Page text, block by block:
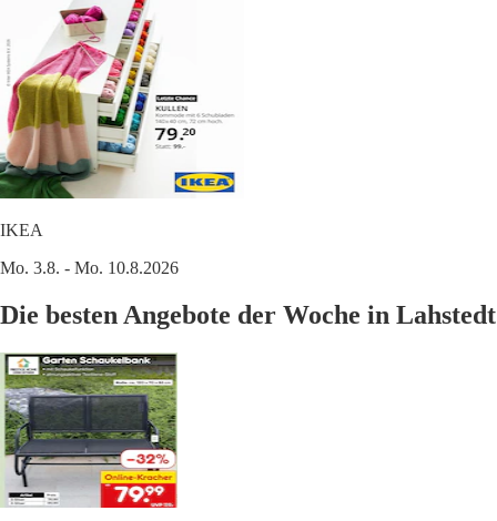
IKEA
Mo. 3.8. - Mo. 10.8.2026
Die besten Angebote der Woche in Lahstedt